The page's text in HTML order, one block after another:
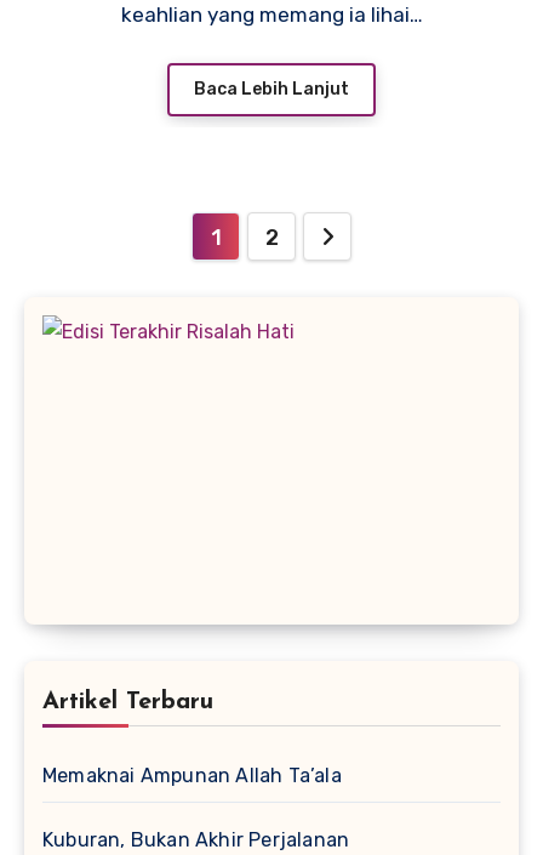
keahlian yang memang ia lihai…
Baca Lebih Lanjut
1 2
Artikel Terbaru
Memaknai Ampunan Allah Ta’ala
Kuburan, Bukan Akhir Perjalanan